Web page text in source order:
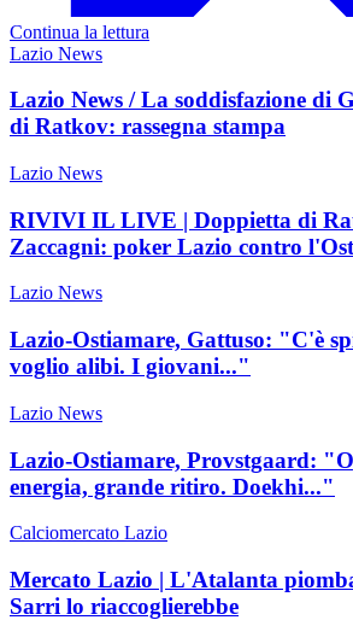
Continua la lettura
Lazio News
Lazio News / La soddisfazione di
di Ratkov: rassegna stampa
Lazio News
RIVIVI IL LIVE | Doppietta di
Zaccagni: poker Lazio contro
Lazio News
Lazio-Ostiamare, Gattuso: "C'è
voglio alibi. I giovani..."
Lazio News
Lazio-Ostiamare, Provstgaard:
energia, grande ritiro. Doekhi..."
Calciomercato Lazio
Mercato Lazio | L'Atalanta
Sarri lo riaccoglierebbe